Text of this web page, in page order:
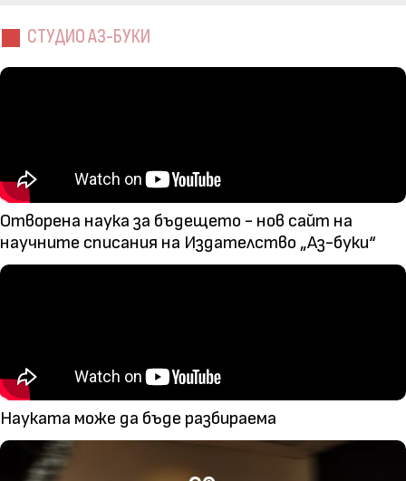
СТУДИО АЗ-БУКИ
Отворена наука за бъдещето - нов сайт на
научните списания на Издателство „Аз-буки“
Науката може да бъде разбираема